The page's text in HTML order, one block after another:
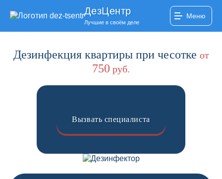
ДезЦентр
Лучшие в своём деле
Меню
Дезинфекция квартиры при чесотке от
750 руб.
Вызвать специалиста